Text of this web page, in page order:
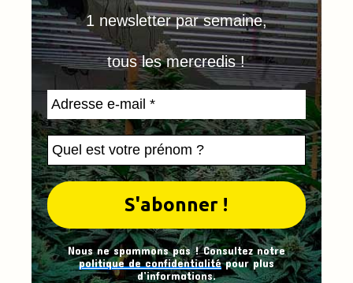
1 newsletter par semaine,
tous les mercredis !
Nous ne spammons pas ! Consultez notre
politique de confidentialitépour plus
d’informations.